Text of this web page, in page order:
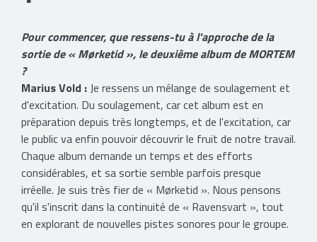
Pour commencer, que ressens-tu à l'approche de la
sortie de « Mørketid », le deuxième album de MORTEM
?
Marius Vold : Je ressens un mélange de soulagement et
d'excitation. Du soulagement, car cet album est en
préparation depuis très longtemps, et de l'excitation, car
le public va enfin pouvoir découvrir le fruit de notre travail.
Chaque album demande un temps et des efforts
considérables, et sa sortie semble parfois presque
irréelle. Je suis très fier de « Mørketid ». Nous pensons
qu'il s'inscrit dans la continuité de « Ravensvart », tout
en explorant de nouvelles pistes sonores pour le groupe.